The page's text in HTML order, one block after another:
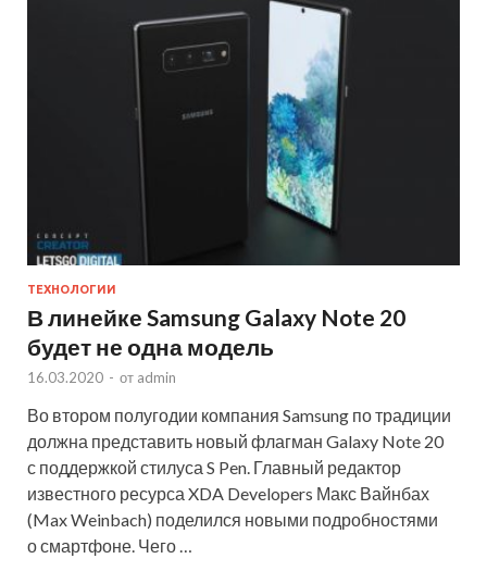
ТЕХНОЛОГИИ
В линейке Samsung Galaxy Note 20
будет не одна модель
16.03.2020 - от admin
Во втором полугодии компания Samsung по традиции
должна представить новый флагман Galaxy Note 20
с поддержкой стилуса S Pen. Главный редактор
известного ресурса XDA Developers Макс Вайнбах
(Max Weinbach) поделился новыми подробностями
о смартфоне. Чего …